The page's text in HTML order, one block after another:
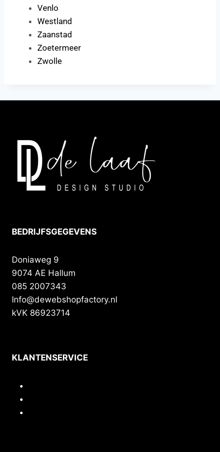
Venlo
Westland
Zaanstad
Zoetermeer
Zwolle
BEDRIJFSGEGEVENS
Doniaweg 9
9074 AE Hallum
085 2007343
Info@dewebshopfactory.nl
kVK 86923714
KLANTENSERVICE